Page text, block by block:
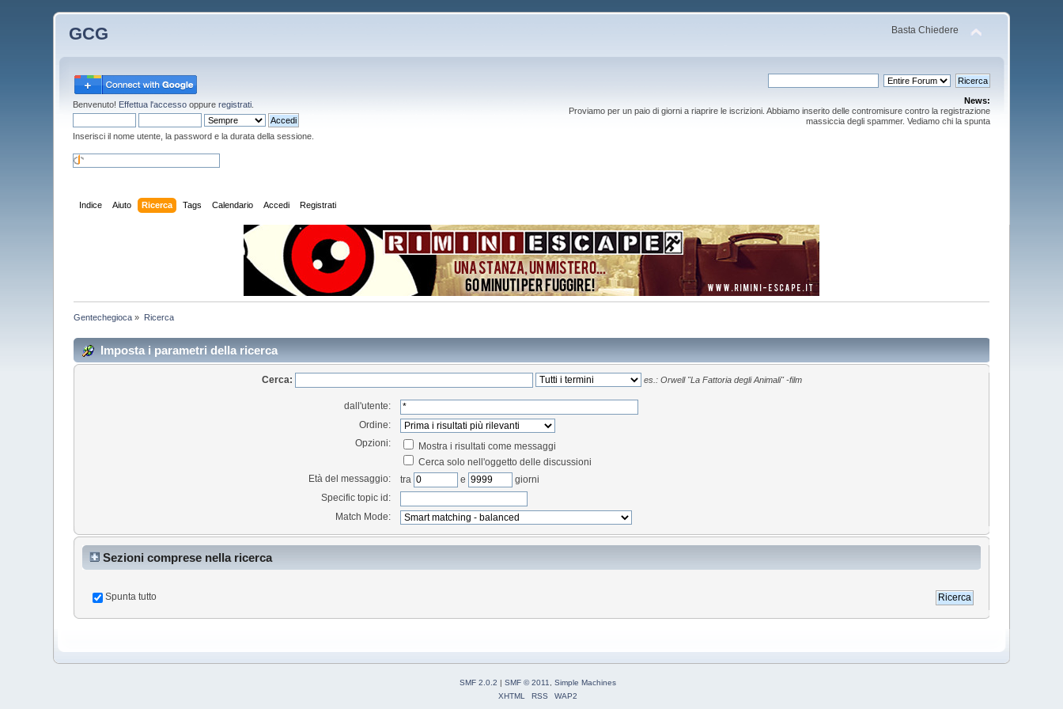
GCG Basta Chiedere
Benvenuto! Effettua l'accesso oppureregistrati
Inserisci il nome utente, la password e la durata della sessione.
News:
Proviamo per un paio di giorni a riaprire le iscrizioni. Abbiamo inserito delle contromisure contro la registrazione
massiccia degli spammer. Vediamo chi la spunta
Indice Aiuto Ricerca Tags Calendario Accedi Registrati
Gentechegioca » Ricerca
Imposta i parametri della ricerca
Cerca: es.:Orwell "La Fattoria degli Animali" -film
dall'utente:
Ordine:
Opzioni:
Mostra i risultati come messaggi
Cerca solo nell'oggetto delle discussioni
Età del messaggio:
tra e
giorni
Specific topic id:
Match Mode:
Sezioni comprese nella ricerca
Spunta tutto
SMF 2.0.2 | SMF © 2011
Simple Machines
XHTML
RSS WAP2